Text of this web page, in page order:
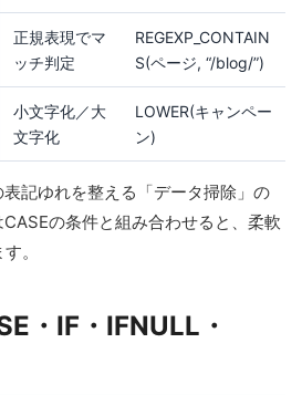
正規表現でマ
ッチ判定
REGEXP_CONTAIN
S(ページ, “/blog/”)
小文字化／大
文字化
LOWER(キャンペー
ン)
記ゆれを整える「データ掃除」の
の条件と組み合わせると、柔軟
。
・IF・IFNULL・